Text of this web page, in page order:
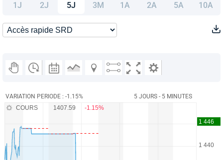
1J 2J 5J 3M 1A 2A 5A 10A
VARIATION PERIODE : -1.15%
5 JOURS - 5 MINUTES
COURS
1407.59 -1.15%